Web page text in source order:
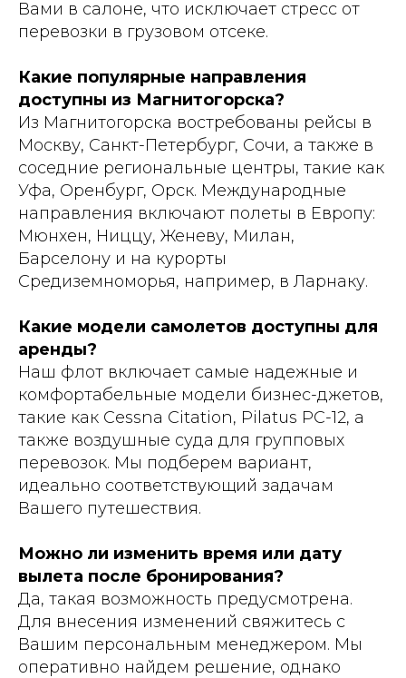
Вами в салоне, что исключает стресс от
перевозки в грузовом отсеке.
Какие популярные направления
доступны из Магнитогорска?
Из Магнитогорска востребованы рейсы в
Москву, Санкт-Петербург, Сочи, а также в
соседние региональные центры, такие как
Уфа, Оренбург, Орск. Международные
направления включают полеты в Европу:
Мюнхен, Ниццу, Женеву, Милан,
Барселону и на курорты
Средиземноморья, например, в Ларнаку.
Какие модели самолетов доступны для
аренды?
Наш флот включает самые надежные и
комфортабельные модели бизнес-джетов,
такие как Cessna Citation, Pilatus PC-12, а
также воздушные суда для групповых
перевозок. Мы подберем вариант,
идеально соответствующий задачам
Вашего путешествия.
Можно ли изменить время или дату
вылета после бронирования?
Да, такая возможность предусмотрена.
Для внесения изменений свяжитесь с
Вашим персональным менеджером. Мы
оперативно найдем решение, однако